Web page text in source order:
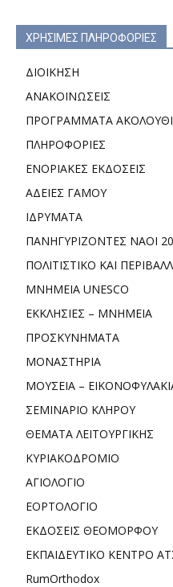
ΧΡΗΣΙΜΕΣ ΠΛΗΡΟΦΟΡΙΕΣ
ΔΙΟΙΚΗΣΗ
ΑΝΑΚΟΙΝΩΣΕΙΣ
ΠΡΟΓΡΑΜΜΑΤΑ
ΠΛΗΡΟΦΟΡΙΕΣ
ΕΝΟΡΙΑΚΕΣ ΕΚΔΟΣΕΙΣ
ΑΔΕΙΕΣ ΓΑΜΟΥ
ΙΔΡΥΜΑΤΑ
ΠΑΝΗΓΥΡΙΖΟΝΤΕΣ ΝΑΟΙ
ΠΟΛΙΤΙΣΤΙΚΟ ΚΑΙ
ΜΝΗΜΕΙΑ UNESCO
ΕΚΚΛΗΣΙΕΣ – ΜΝΗΜΕΙΑ
ΠΡΟΣΚΥΝΗΜΑΤΑ
ΜΟΝΑΣΤΗΡΙΑ
ΜΟΥΣΕΙΑ –
ΣΕΜΙΝΑΡΙΟ ΚΛΗΡΟΥ
ΘΕΜΑΤΑ ΛΕΙΤΟΥΡΓΙΚΗΣ
ΚΥΡΙΑΚΟΔΡΟΜΙΟ
ΑΓΙΟΛΟΓΙΟ
ΕΟΡΤΟΛΟΓΙΟ
ΕΚΔΟΣΕΙΣ ΘΕΟΜΟΡΦΟΥ
ΕΚΠΑΙΔΕΥΤΙΚΟ ΚΕΝΤΡΟ
RumOrthodox